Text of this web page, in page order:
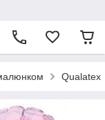
Qualatex